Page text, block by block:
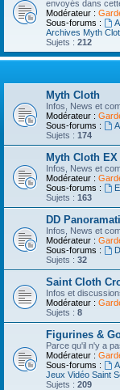
envoyés dans
Modérateur :
Sous-forums :
Archives Myth
Sujets : 212
Myth Cloth
Infos, News et
Modérateur :
Sous-forums :
Sujets : 174
Myth Cloth EX
Infos, News et
Modérateur :
Sous-forums :
Sujets : 163
DD
Infos, News et
Modérateur :
Sous-forums :
Sujets : 32
Saint Cloth
Infos et
Modérateur :
Sujets : 8
Figurines &
Parce qu'il n'y a
Modérateur :
Sous-forums :
Jeux Vidéo Saint
Sujets : 209